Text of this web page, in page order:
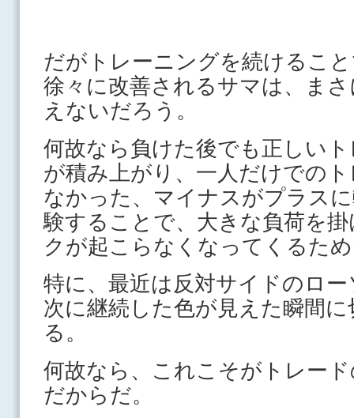
だがトレーニングを続けるこ
徐々に改善されるサマは、ま
えないだろう。
何故なら負けた後でも正しい
が積み上がり、一人だけでの
なかった、マイナスがプラス
験することで、大きな負荷を
クが起こらなくなってくるた
特に、最近は反対サイドのロ
次に継続した色が見えた瞬間
る。
何故なら、これこそがトレー
だからだ。